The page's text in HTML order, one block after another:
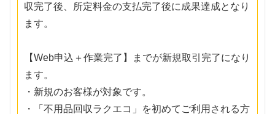
収完了後、所定料金の支払完了後に成果達成となり
ます。
【Web申込＋作業完了】までが新規取引完了になり
ます。
・新規のお客様が対象です。
・「不用品回収ラクエコ」を初めてご利用される方